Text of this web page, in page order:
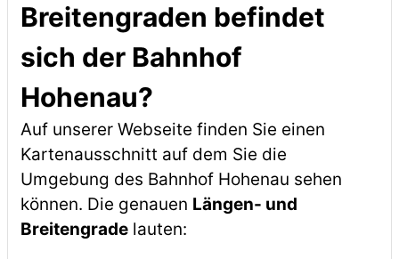
Breitengraden befindet
sich der Bahnhof
Hohenau?
Auf unserer Webseite finden Sie einen
Kartenausschnitt auf dem Sie die
Umgebung des Bahnhof Hohenau sehen
können. Die genauen Längen- und
Breitengradelauten: